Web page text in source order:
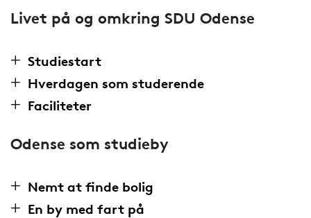
Livet på og omkring SDU Odense
Studiestart
Hverdagen som studerende
Faciliteter
Odense som studieby
Nemt at finde bolig
En by med fart på